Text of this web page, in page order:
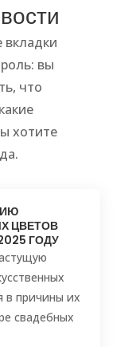
вы
что
хотите
ЦВЕТОВ
ГОДУ
в причины их
свадебных